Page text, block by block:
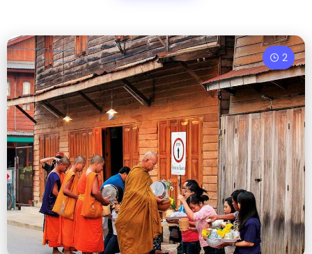
2